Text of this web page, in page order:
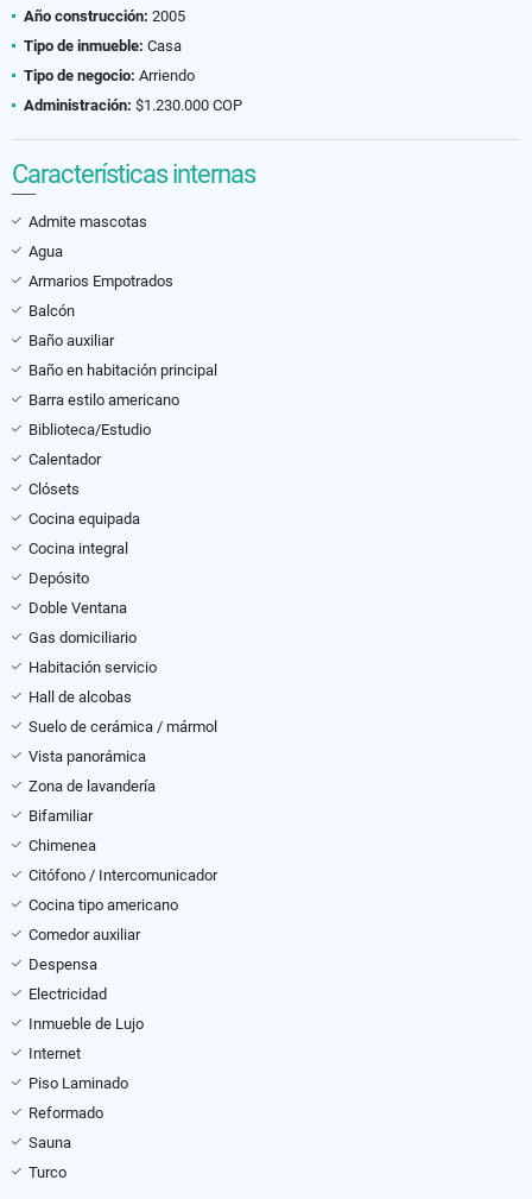
Año construcción: 2005
Tipo de inmueble: Casa
Tipo de negocio: Arriendo
Administración: $1.230.000 COP
Características internas
Admite mascotas
Agua
Armarios Empotrados
Balcón
Baño auxiliar
Baño en habitación principal
Barra estilo americano
Biblioteca/Estudio
Calentador
Clósets
Cocina equipada
Cocina integral
Depósito
Doble Ventana
Gas domiciliario
Habitación servicio
Hall de alcobas
Suelo de cerámica / mármol
Vista panorámica
Zona de lavandería
Bifamiliar
Chimenea
Citófono / Intercomunicador
Cocina tipo americano
Comedor auxiliar
Despensa
Electricidad
Inmueble de Lujo
Internet
Piso Laminado
Reformado
Sauna
Turco